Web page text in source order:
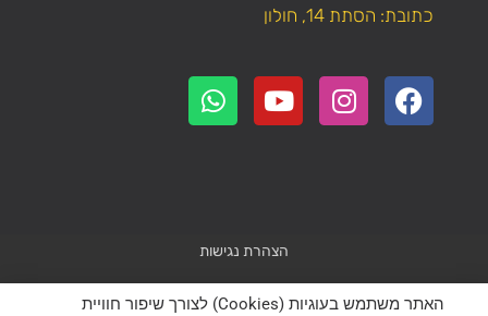
כתובת: הסתת 14, חולון
הצהרת נגישות
Powered byWebResult
האתר משתמש בעוגיות (Cookies) לצורך שיפור חוויית